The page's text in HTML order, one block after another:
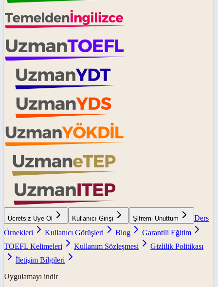
Ücretsiz Üye Ol Kullanıcı Girişi Şifremi Unuttum
Ders
Örnekleri
Kullanıcı Görüşleri Blog
Garantili Eğitim
TOEFL Kelimeleri
Kullanım Sözleşmesi
Gizlilik Politikası
İletişim Bilgileri
Uygulamayı indir